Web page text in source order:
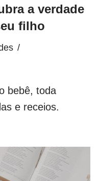
a verdade
filho
bebê, toda
e receios.